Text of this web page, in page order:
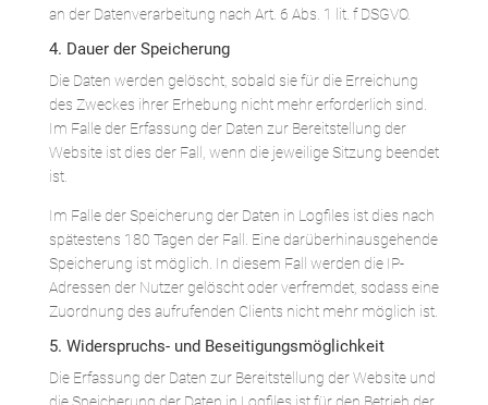
an der Datenverarbeitung nach Art. 6 Abs. 1 lit. f DSGVO.
4. Dauer der Speicherung
Die Daten werden gelöscht, sobald sie für die Erreichung
des Zweckes ihrer Erhebung nicht mehr erforderlich sind.
Im Falle der Erfassung der Daten zur Bereitstellung der
Website ist dies der Fall, wenn die jeweilige Sitzung beendet
ist.
Im Falle der Speicherung der Daten in Logfiles ist dies nach
spätestens 180 Tagen der Fall. Eine darüberhinausgehende
Speicherung ist möglich. In diesem Fall werden die IP-
Adressen der Nutzer gelöscht oder verfremdet, sodass eine
Zuordnung des aufrufenden Clients nicht mehr möglich ist.
5. Widerspruchs- und Beseitigungsmöglichkeit
Die Erfassung der Daten zur Bereitstellung der Website und